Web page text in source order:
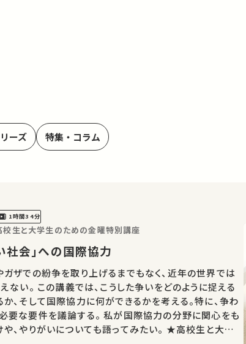
ーズ 特集・コラム
1時間34分
校生と大学生のための金曜特別講座
社会」への国際協力
ガザでの紛争を取り上げるまでもなく、近年の世界では
えない。 この講義では、こうした争いをどのように捉える
か、そして国際協力に何ができるかを考える。特に、争わ
要な要件を議論する。 私が国際協力の分野に関心をも
やりがいについても語ってみたい。 ★高校生と大学